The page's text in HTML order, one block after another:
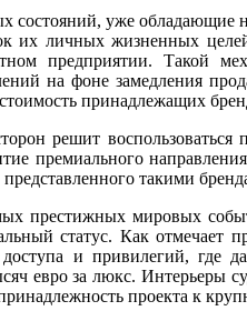
уже обладающие
их личных жизненных
предприятии. Такой
на фоне замедления
принадлежащих
решит
премиального
такими
престижных мировых
статус. Как
и привилегий, где
евро за люкс.
проекта к